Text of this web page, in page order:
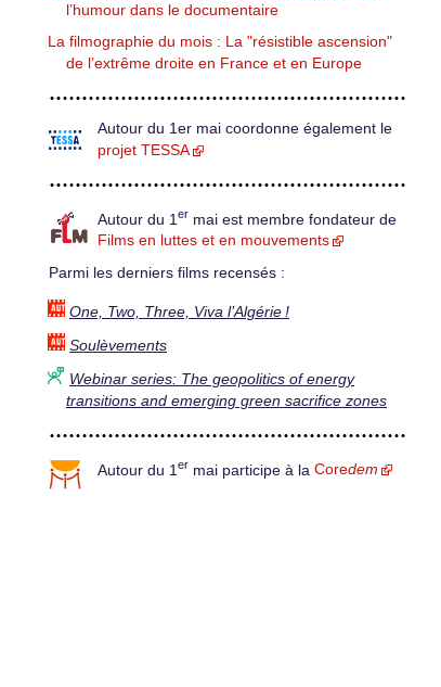
l’humour dans le documentaire
La filmographie du mois : La "résistible ascension"
de l’extrême droite en France et en Europe
Autour du 1er mai coordonne également le
projet TESSA
Autour du 1 er mai est membre fondateur de
Films en luttes et en mouvements
Parmi les derniers films recensés :
One, Two, Three, Viva l’Algérie !
Soulèvements
Webinar series: The geopolitics of energy
transitions and emerging green sacrifice zones
Autour du 1 er mai participe à la Coredem